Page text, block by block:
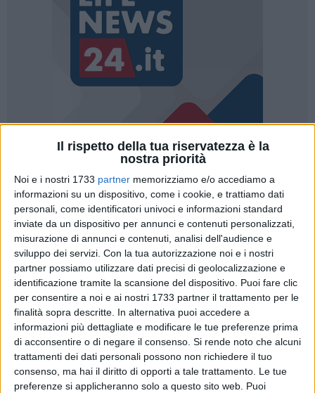
Il rispetto della tua riservatezza è la
nostra priorità
Noi e i nostri 1733 partner memorizziamo e/o accediamo a
informazioni su un dispositivo, come i cookie, e trattiamo dati
personali, come identificatori univoci e informazioni standard
inviate da un dispositivo per annunci e contenuti personalizzati,
misurazione di annunci e contenuti, analisi dell'audience e
sviluppo dei servizi. Con la tua autorizzazione noi e i nostri
partner possiamo utilizzare dati precisi di geolocalizzazione e
identificazione tramite la scansione del dispositivo. Puoi fare clic
per consentire a noi e ai nostri 1733 partner il trattamento per le
finalità sopra descritte. In alternativa puoi accedere a
informazioni più dettagliate e modificare le tue preferenze prima
di acconsentire o di negare il consenso. Si rende noto che alcuni
trattamenti dei dati personali possono non richiedere il tuo
consenso, ma hai il diritto di opporti a tale trattamento. Le tue
preferenze si applicheranno solo a questo sito web. Puoi
Un 25enne materano è stato trovato morto su un costone
della gravina, a ridosso di Vico Solitario nei Sassi di Matera.
Non si conoscono le cause della morte. Sul posto sono
intervenuti i Carabinieri e la Polizia di Stato.
Il corpo è stato recuperato dai vigili del fuoco. L'intervento,
reso particolarmente complesso dalle condizioni del luogo,
ha richiesto il supporto degli esperti del nucleo S.A.F. (Speleo
Alpino Fluviale) e degli elicotteristi del nucleo di Bari.
Tra le ipotesi, la caduta. Ma non si esclude nemmeno il
gesto volontario. Tutto è ancora da accertare.